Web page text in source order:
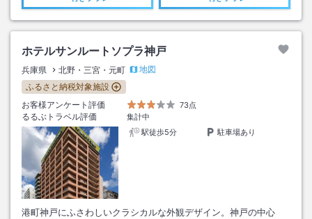
ホテルサンルートソプラ神戸
兵庫県 北野・三宮・元町
地図
ふるさと納税対象施設
お客様アンケート評価
73点
るるぶトラベル評価
集計中
駅徒歩5分
駐車場あり
港町神戸にふさわしいクラシカルな外観デザイン。神戸の中心